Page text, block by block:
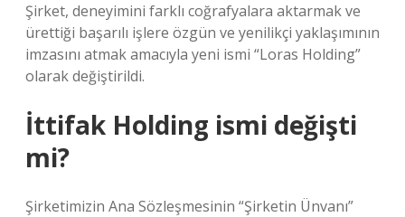
Şirket, deneyimini farklı coğrafyalara aktarmak ve
ürettiği başarılı işlere özgün ve yenilikçi yaklaşımının
imzasını atmak amacıyla yeni ismi “Loras Holding”
olarak değiştirildi.
İttifak Holding ismi değişti
mi?
Şirketimizin Ana Sözleşmesinin “Şirketin Ünvanı”